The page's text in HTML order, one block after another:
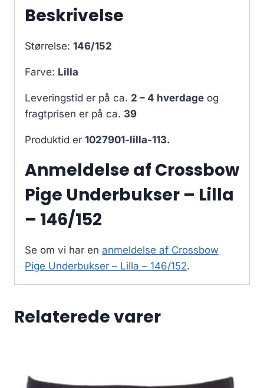
Beskrivelse
Størrelse: 146/152
Farve: Lilla
Leveringstid er på ca. 2 – 4 hverdage og
fragtprisen er på ca. 39
Produktid er 1027901-lilla-113.
Anmeldelse af Crossbow
Pige Underbukser – Lilla
– 146/152
Se om vi har en anmeldelse af Crossbow
Pige Underbukser – Lilla – 146/152.
Relaterede varer